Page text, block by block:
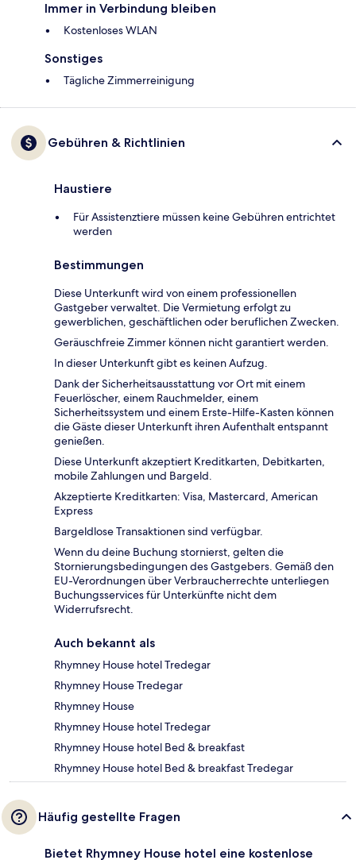
Immer in Verbindung bleiben
Kostenloses WLAN
Sonstiges
Tägliche Zimmerreinigung
Gebühren & Richtlinien
Haustiere
Für Assistenztiere müssen keine Gebühren entrichtet
werden
Bestimmungen
Diese Unterkunft wird von einem professionellen
Gastgeber verwaltet. Die Vermietung erfolgt zu
gewerblichen, geschäftlichen oder beruflichen Zwecken.
Geräuschfreie Zimmer können nicht garantiert werden.
In dieser Unterkunft gibt es keinen Aufzug.
Dank der Sicherheitsausstattung vor Ort mit einem
Feuerlöscher, einem Rauchmelder, einem
Sicherheitssystem und einem Erste-Hilfe-Kasten können
die Gäste dieser Unterkunft ihren Aufenthalt entspannt
genießen.
Diese Unterkunft akzeptiert Kreditkarten, Debitkarten,
mobile Zahlungen und Bargeld.
Akzeptierte Kreditkarten: Visa, Mastercard, American
Express
Bargeldlose Transaktionen sind verfügbar.
Wenn du deine Buchung stornierst, gelten die
Stornierungsbedingungen des Gastgebers. Gemäß den
EU-Verordnungen über Verbraucherrechte unterliegen
Buchungsservices für Unterkünfte nicht dem
Widerrufsrecht.
Auch bekannt als
Rhymney House hotel Tredegar
Rhymney House Tredegar
Rhymney House
Rhymney House hotel Tredegar
Rhymney House hotel Bed & breakfast
Rhymney House hotel Bed & breakfast Tredegar
Häufig gestellte Fragen
Bietet Rhymney House hotel eine kostenlose